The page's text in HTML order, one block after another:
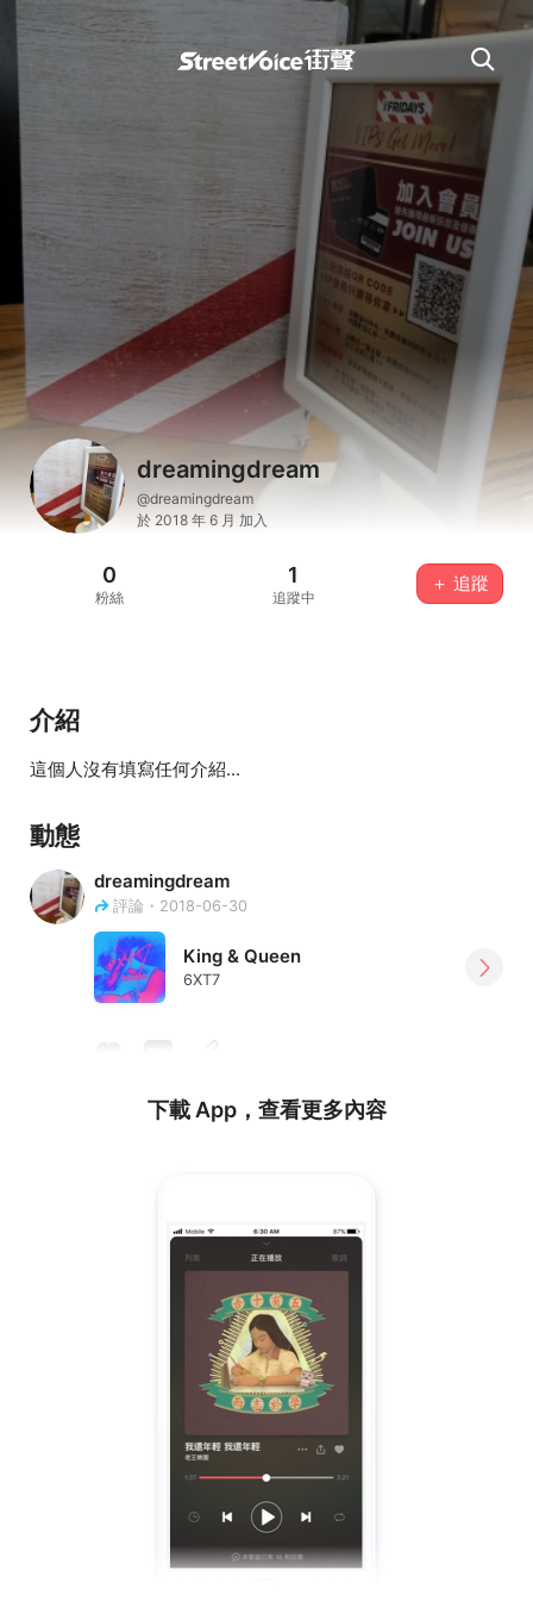
dreamingdream
@dreamingdream
於 2018 年 6 月 加入
0
粉絲
1
追蹤中
＋ 追蹤
介紹
這個人沒有填寫任何介紹...
動態
dreamingdream
評論・2018-06-30
King & Queen
6XT7
下載 App，查看更多內容